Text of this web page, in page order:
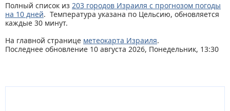
Полный список из 203 городов Израиля с прогнозом погоды
на 10 дней. Температура указана по Цельсию, обновляется
каждые 30 минут.
На главной странице метеокарта Израиля.
Последнее обновление 10 августа 2026, Понедельник, 13:30